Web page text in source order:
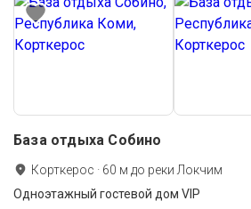
База отдыха Собино
Корткерос · 60 м до реки Локчим
Одноэтажный гостевой дом VIP